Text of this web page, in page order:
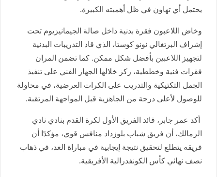
يحتمل أي تهاون في ظل أهميته الكبيرة.
وخاض اللاعبون فقرة بدنية داخل صالة الجيمانيزيوم تحت
إشراف البرتغالي نونو كوستا، الذي قاد التدريبات البدنية
لتجهيز اللاعبين بأفضل شكل ممكن. كما تضمن المران
فقرات فنية وخططية، ركز خلالها الجهاز الفني على تنفيذ
الجمل التكتيكية والتدريب على الكرات العرضية، في محاولة
للوصول لأعلى درجة من الجاهزية قبل المواجهة المرتقبة.
أكد عمر جابر، قائد الفريق الأول لكرة القدم بنادي نادي
الزمالك، أن فريق شباب بلوزداد منافس قوي، مؤكدًا أن
فريقه يتطلع لتحقيق نتيجة إيجابية في مباراة الغد، في ذهاب
نصف نهائي كأس الكونفدرالية الأفريقية.